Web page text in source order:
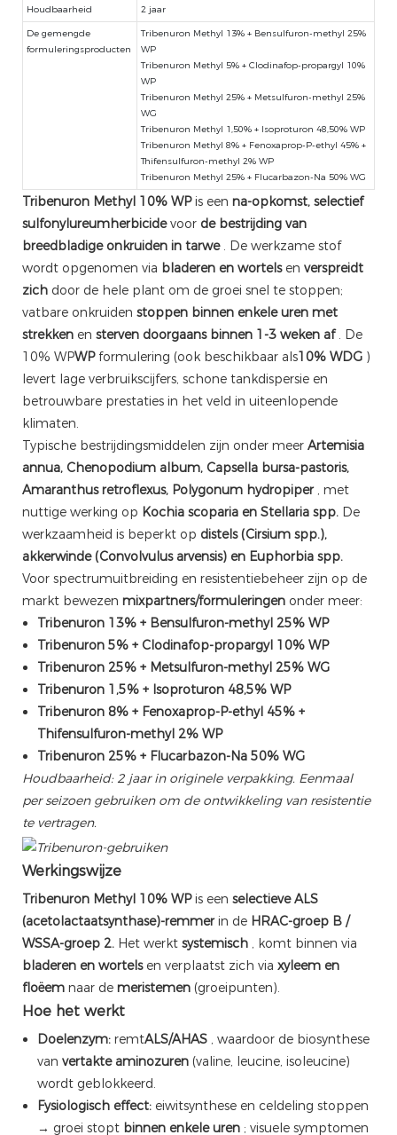
Houdbaarheid 2 jaar
De gemengde
formuleringsproducten
Tribenuron Methyl 13% + Bensulfuron-methyl 25%
WP
Tribenuron Methyl 5% + Clodinafop-propargyl 10%
WP
Tribenuron Methyl 25% + Metsulfuron-methyl 25%
WG
Tribenuron Methyl 1,50% + Isoproturon 48,50% WP
Tribenuron Methyl 8% + Fenoxaprop-P-ethyl 45% +
Thifensulfuron-methyl 2% WP
Tribenuron Methyl 25% + Flucarbazon-Na 50% WG
Tribenuron Methyl 10% WPis een na-opkomst, selectief
sulfonylureumherbicidevoor de bestrijding van
breedbladige onkruiden in tarwe. De werkzame stof
wordt opgenomen via bladeren en wortelsen verspreidt
zich door de hele plant om de groei snel te stoppen;
vatbare onkruiden stoppen binnen enkele uren met
strekken en sterven doorgaans binnen 1-3 weken af. De
10% WPWPformulering (ook beschikbaar als10% WDG )
levert lage verbruikscijfers, schone tankdispersie en
betrouwbare prestaties in het veld in uiteenlopende
klimaten.
Typische bestrijdingsmiddelen zijn onder meer Artemisia
annua, Chenopodium album, Capsella bursa-pastoris,
Amaranthus retroflexus, Polygonum hydropiper, met
nuttige werking op Kochia scoparia en Stellaria spp. De
werkzaamheid is beperkt op distels (Cirsium spp.),
akkerwinde (Convolvulus arvensis) en Euphorbia spp.
Voor spectrumuitbreiding en resistentiebeheer zijn op de
markt bewezen mixpartners/formuleringen onder meer:
Tribenuron 13% + Bensulfuron-methyl 25% WP
Tribenuron 5% + Clodinafop-propargyl 10% WP
Tribenuron 25% + Metsulfuron-methyl 25% WG
Tribenuron 1,5% + Isoproturon 48,5% WP
Tribenuron 8% + Fenoxaprop-P-ethyl 45% +
Thifensulfuron-methyl 2% WP
Tribenuron 25% + Flucarbazon-Na 50% WG
Houdbaarheid: 2 jaar in originele verpakking. Eenmaal
per seizoen gebruiken om de ontwikkeling van resistentie
te vertragen.
Werkingswijze
Tribenuron Methyl 10% WPis een selectieve ALS
(acetolactaatsynthase)-remmerin de HRAC-groep B /
WSSA-groep 2. Het werkt systemisch , komt binnen via
bladeren en wortelsen verplaatst zich via xyleem en
floëem naar de meristemen (groeipunten).
Hoe het werkt
Doelenzym:remtALS/AHAS, waardoor de biosynthese
van vertakte aminozuren(valine, leucine, isoleucine)
wordt geblokkeerd.
Fysiologisch effect:eiwitsynthese en celdeling stoppen
→ groei stopt binnen enkele uren; visuele symptomen